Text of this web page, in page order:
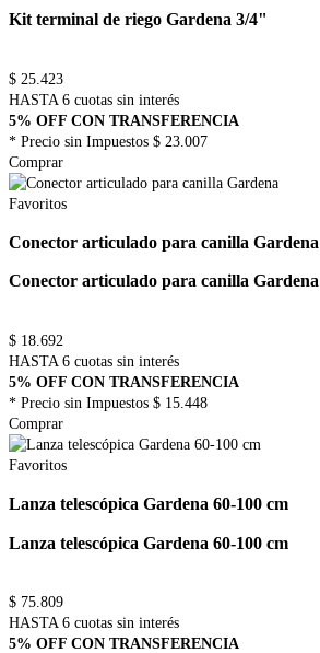
Kit terminal de riego Gardena 3/4"
$ 25.423
HASTA 6 cuotas sin interés
5% OFF CON TRANSFERENCIA
* Precio sin Impuestos $ 23.007
Comprar
Favoritos
Conector articulado para canilla Gardena
Conector articulado para canilla Gardena
$ 18.692
HASTA 6 cuotas sin interés
5% OFF CON TRANSFERENCIA
* Precio sin Impuestos $ 15.448
Comprar
Favoritos
Lanza telescópica Gardena 60-100 cm
Lanza telescópica Gardena 60-100 cm
$ 75.809
HASTA 6 cuotas sin interés
5% OFF CON TRANSFERENCIA